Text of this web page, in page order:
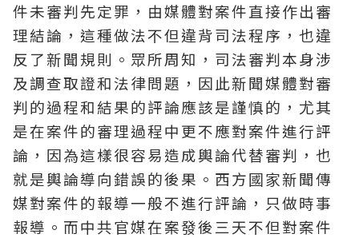
件未審判先定罪，由媒體對案件直接作出審
理結論，這種做法不但違背司法程序，也違
反了新聞規則。眾所周知，司法審判本身涉
及調查取證和法律問題，因此新聞媒體對審
判的過程和結果的評論應該是謹慎的，尤其
是在案件的審理過程中更不應對案件進行評
論，因為這樣很容易造成輿論代替審判，也
就是輿論導向錯誤的後果。西方國家新聞傳
媒對案件的報導一般不進行評論，只做時事
報導。而中共官媒在案發後三天不但對案件